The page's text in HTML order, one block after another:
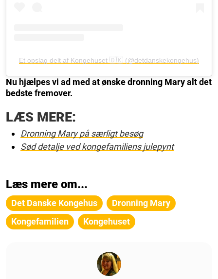
Et opslag delt af Kongehuset 🇩🇰 (@detdanskekongehus)
Nu hjælpes vi ad med at ønske dronning Mary alt det
bedste fremover.
LÆS MERE:
Dronning Mary på særligt besøg
Sød detalje ved kongefamiliens julepynt
Læs mere om...
Det Danske Kongehus
Dronning Mary
Kongefamilien
Kongehuset